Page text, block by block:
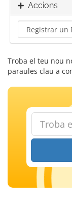
Accions
Troba el teu nou
paraules clau a